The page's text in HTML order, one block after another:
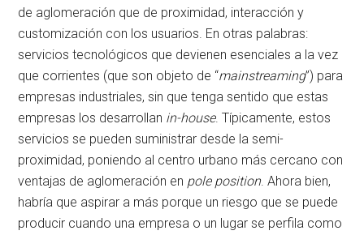
de aglomeración que de proximidad, interacción y
customización con los usuarios. En otras palabras:
servicios tecnológicos que devienen esenciales a la vez
que corrientes (que son objeto de “mainstreaming”) para
empresas industriales, sin que tenga sentido que estas
empresas los desarrollan in-house. Típicamente, estos
servicios se pueden suministrar desde la semi-
proximidad, poniendo al centro urbano más cercano con
ventajas de aglomeración en pole position. Ahora bien,
habría que aspirar a más porque un riesgo que se puede
producir cuando una empresa o un lugar se perfila como